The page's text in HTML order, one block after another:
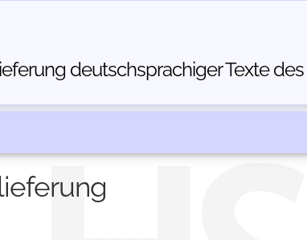
deutschsprachiger Texte